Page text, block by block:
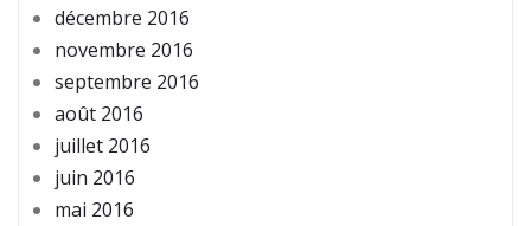
décembre 2016
novembre 2016
septembre 2016
août 2016
juillet 2016
juin 2016
mai 2016